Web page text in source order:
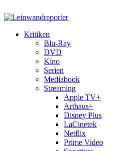
Kritiken
Blu-Ray
DVD
Kino
Serien
Mediabook
Streaming
Apple TV+
Arthaus+
Disney Plus
LaCinetek
Netflix
Prime Video